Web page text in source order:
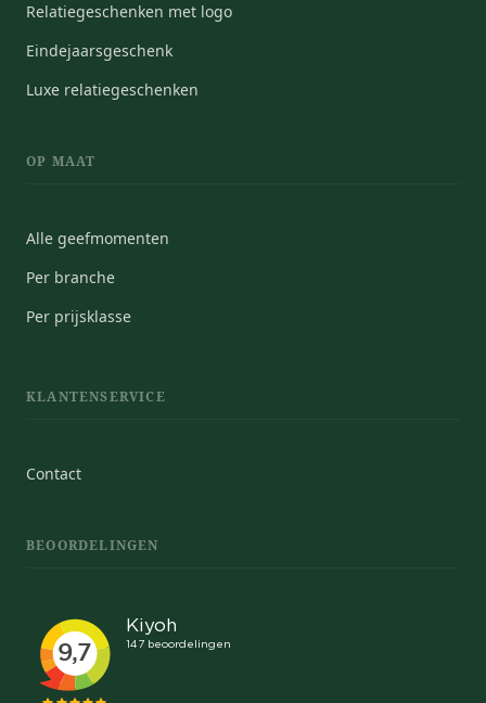
Relatiegeschenken met logo
Eindejaarsgeschenk
Luxe relatiegeschenken
OP MAAT
Alle geefmomenten
Per branche
Per prijsklasse
KLANTENSERVICE
Contact
BEOORDELINGEN